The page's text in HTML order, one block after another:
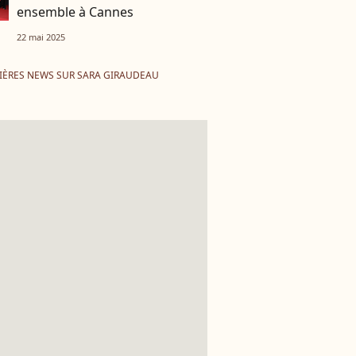
ensemble à Cannes
22 mai 2025
NEWS SUR SARA GIRAUDEAU